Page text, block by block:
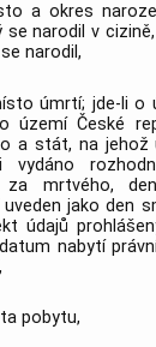
a okres
se narodil v
narodil,
úmrtí; jde-li o
území České
a stát, na jehož
vydáno
za mrtvého,
jako den
údajů
nabytí
pobytu,